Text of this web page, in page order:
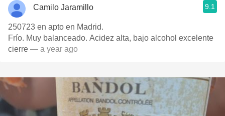
Camilo Jaramillo 9.1
250723 en apto en Madrid.
Frío. Muy balanceado. Acidez alta, bajo alcohol excelente
cierre — a year ago